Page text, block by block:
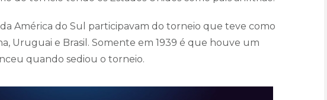
América do Sul participavam do torneio que teve como
Uruguai e Brasil. Somente em 1939 é que houve um
quando sediou o torneio.